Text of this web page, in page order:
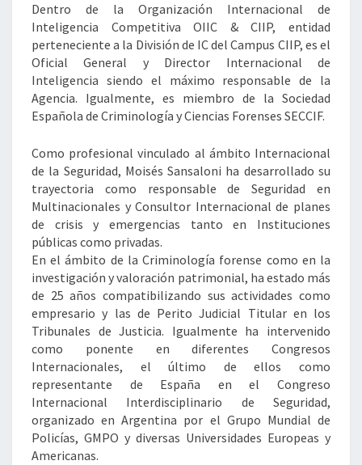
Dentro de la Organización Internacional de
Inteligencia Competitiva OIIC & CIIP, entidad
perteneciente a la División de IC del Campus CIIP, es el
Oficial General y Director Internacional de
Inteligencia siendo el máximo responsable de la
Agencia. Igualmente, es miembro de la Sociedad
Española de Criminología y Ciencias Forenses SECCIF.
Como profesional vinculado al ámbito Internacional
de la Seguridad, Moisés Sansaloni ha desarrollado su
trayectoria como responsable de Seguridad en
Multinacionales y Consultor Internacional de planes
de crisis y emergencias tanto en Instituciones
públicas como privadas.
En el ámbito de la Criminología forense como en la
investigación y valoración patrimonial, ha estado más
de 25 años compatibilizando sus actividades como
empresario y las de Perito Judicial Titular en los
Tribunales de Justicia. Igualmente ha intervenido
como ponente en diferentes Congresos
Internacionales, el último de ellos como
representante de España en el Congreso
Internacional Interdisciplinario de Seguridad,
organizado en Argentina por el Grupo Mundial de
Policías, GMPO y diversas Universidades Europeas y
Americanas.